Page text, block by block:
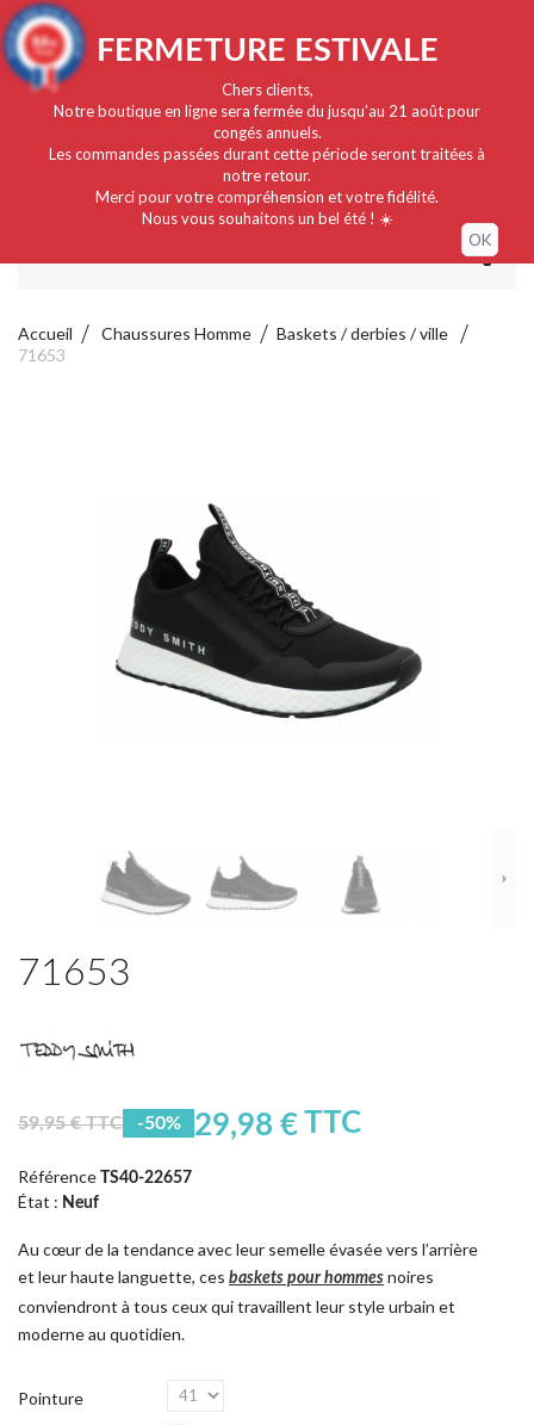
Français
FERMETURE ESTIVALE
Chers clients,
Notre boutique en ligne sera fermée du jusqu'au 21 août pour
congés annuels.
Les commandes passées durant cette période seront traitées à
notre retour.
Merci pour votre compréhension et votre fidélité.
Nous vous souhaitons un bel été ! ☀️
OK
Accueil Chaussures Homme
Baskets / derbies / ville
71653
71653
59,95 € TTC -50% 29,98 €TTC
Référence TS40-22657
État : Neuf
Au cœur de la tendance avec leur semelle évasée vers l’arrière
et leur haute languette, ces baskets pour hommes noires
conviendront à tous ceux qui travaillent leur style urbain et
moderne au quotidien.
Pointure
9.4/10